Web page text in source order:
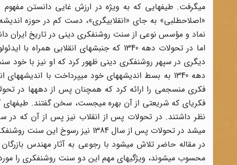
میگرفت. طیفهایی که به ویژه در ارزش غایی دانستن
«اصلاحطلبی» به جای «انقلابیگری»، دست کم در حوزه
نماد و مؤسس نوعی از سنت روشنفکری دینی در تاریخ ایران
اما در تحولات دهه 1340 که جنبشهای
دیگری در سپهر روشنفکری دینی ظهور کرد که او نیز با خود
دهه 1340 به بسط اندیشههای خود میپرداخت با
فکری منسجمی را ارائه کرد که همچنان پس از دههها در
فکریای که شریعتی از آن بهره میجست، سخن گفتند. طیفهای
نظر داشتند. در تحولات پس از انقلاب نیز پس از آن که در
میشد در تحولات پس از سال 1384 نیز رسوخ این سنت روشنفکری به وضوح قابل رؤیت بود.
در مقاله حاضر تلاش میشود با رجوعی به آثار مهندس
محسوب میشوند، ویژگیهای مهم این دو سنت روشنفکری را